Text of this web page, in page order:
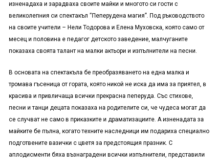
изненадаха и зарадваха своите майки и многото си гости с
великолепния си спектакъл “Пеперудена магия”. Под ръководството
на своите учители – Нели Тодорова и Елена Муховска, която само от
месец и половина е педагог детското заведение, малчуганите
показаха своята талант на малки актьори и изпълнители на песни.
В основата на спектакъла бе преобразяването на една малка и
тромава гъсеница от гората, която никой не иска да има за приятел, в
красива и привличаща всички прекрасна пеперуда. Със стихове,
песни и танци децата показаха на родителите си, че чудеса могат да
се случват не само в приказките и драматизациите. А изненадата за
майките бе пълна, когато техните наследници им подариха специално
подготвените вазички с цветя за предстоящия празник. С
аплодисменти бяха възнаградени всички изпълнители, представили